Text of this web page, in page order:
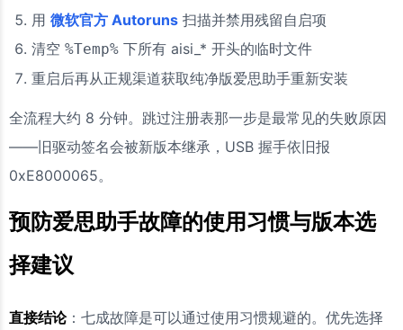
用 微软官方 Autoruns 扫描并禁用残留自启项
清空 %Temp% 下所有 aisi_* 开头的临时文件
重启后再从正规渠道获取纯净版爱思助手重新安装
全流程大约 8 分钟。跳过注册表那一步是最常见的失败原因
——旧驱动签名会被新版本继承，USB 握手依旧报
0xE8000065。
预防爱思助手故障的使用习惯与版本选
择建议
直接结论：七成故障是可以通过使用习惯规避的。优先选择